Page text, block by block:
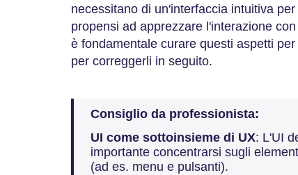
necessitano di un'interfaccia intuitiva
propensi ad apprezzare l'interazione
è fondamentale curare questi aspetti
per correggerli in seguito.
Consiglio da professionista:
UI come sottoinsieme di UX: L'UI
importante concentrarsi sugli
(ad es. menu e pulsanti).